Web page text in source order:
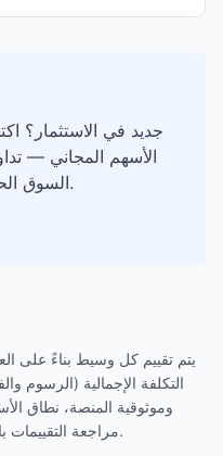
جديد في الاستثمار؟
الأسهم المجاني —
السوق الحقيقية قبل المخاطرة بأي سنت.
يتم تقييم كل وسيط بناءً على
التكلفة الإجمالية (الرسوم
وموثوقية المنصة، نطاق
مراجعة التقييمات بانتظام وتحديثها مع تغير عروض الوسطاء.